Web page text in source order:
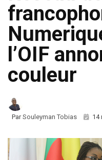
l’OIF
couleur
ParSouleyman Tobias 14